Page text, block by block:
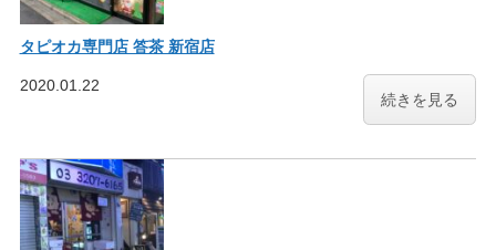
タピオカ専門店 答茶 新宿店
続きを見る
2020.01.22